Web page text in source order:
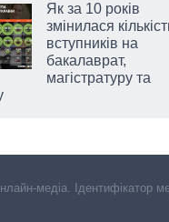
Як за 10 років
змінилася
вступників на
бакалаврат,
магістратуру та
медіа. Ідентифікатор